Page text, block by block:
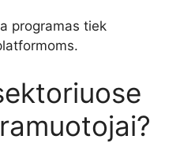
programas tiek